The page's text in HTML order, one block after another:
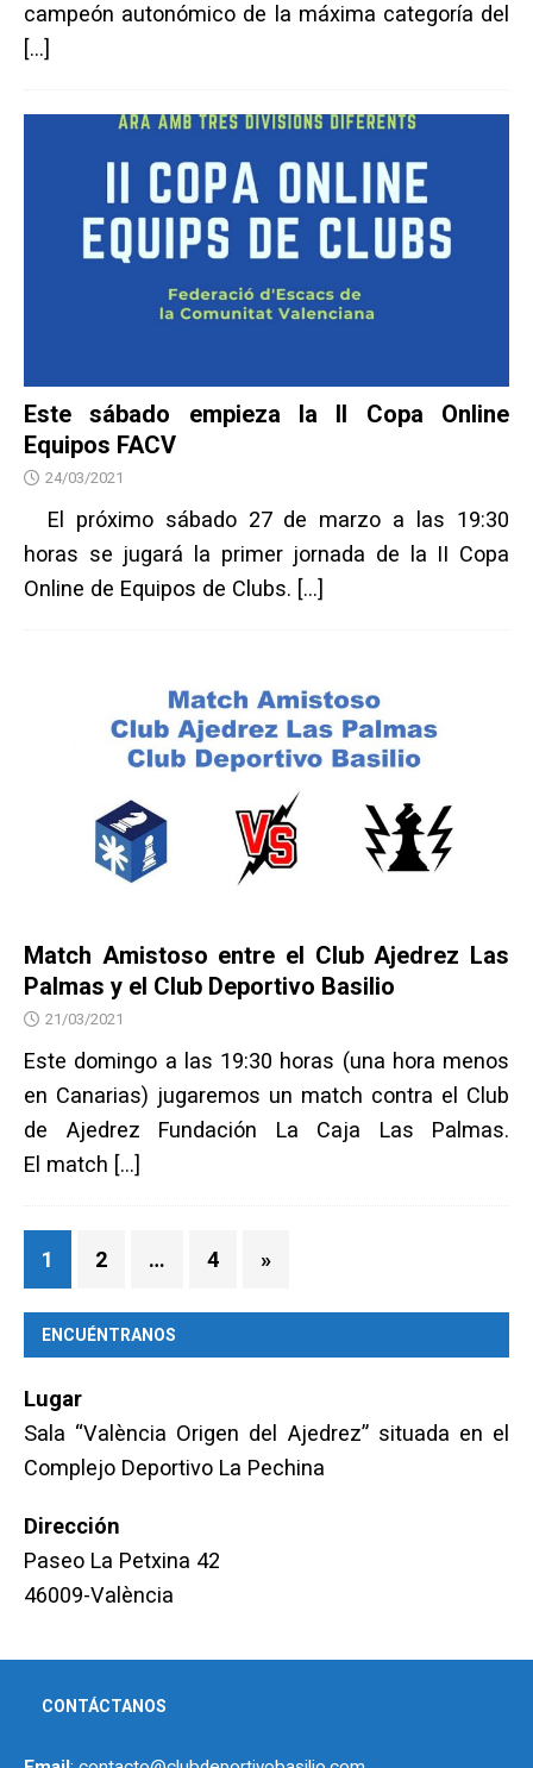
campeón autonómico de la máxima categoría del
[…]
Este sábado empieza la II Copa Online
Equipos FACV
24/03/2021
El próximo sábado 27 de marzo a las 19:30
horas se jugará la primer jornada de la II Copa
Online de Equipos de Clubs. […]
Match Amistoso entre el Club Ajedrez Las
Palmas y el Club Deportivo Basilio
21/03/2021
Este domingo a las 19:30 horas (una hora menos
en Canarias) jugaremos un match contra el Club
de Ajedrez Fundación La Caja Las Palmas.
El match […]
1 2 … 4 »
ENCUÉNTRANOS
Lugar
Sala “València Origen del Ajedrez” situada en el
Complejo Deportivo La Pechina
Dirección
Paseo La Petxina 42
46009-València
CONTÁCTANOS